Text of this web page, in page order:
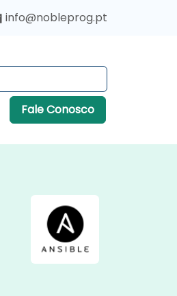
info@nobleprog.pt
Fale Conosco